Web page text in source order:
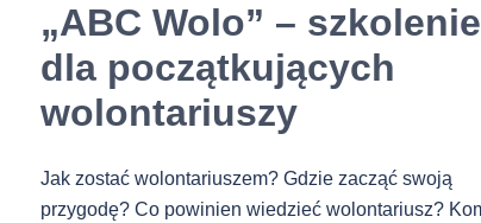
„ABC Wolo” – szkolenie
dla początkujących
wolontariuszy
Jak zostać wolontariuszem? Gdzie zacząć swoją
przygodę? Co powinien wiedzieć wolontariusz?